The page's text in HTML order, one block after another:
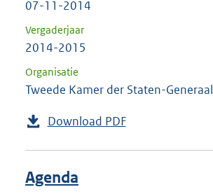
07-11-2014
Vergaderjaar
2014-2015
Organisatie
Tweede Kamer der Staten-Generaal
Download PDF
Agenda